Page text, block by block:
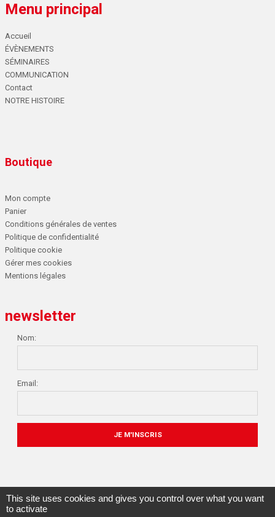
Menu principal
Accueil
ÉVÈNEMENTS
SÉMINAIRES
COMMUNICATION
Contact
NOTRE HISTOIRE
Boutique
Mon compte
Panier
Conditions générales de ventes
Politique de confidentialité
Politique cookie
Gérer mes cookies
Mentions légales
newsletter
Nom:
Email:
This site uses cookies and gives you control over what you want
to activate